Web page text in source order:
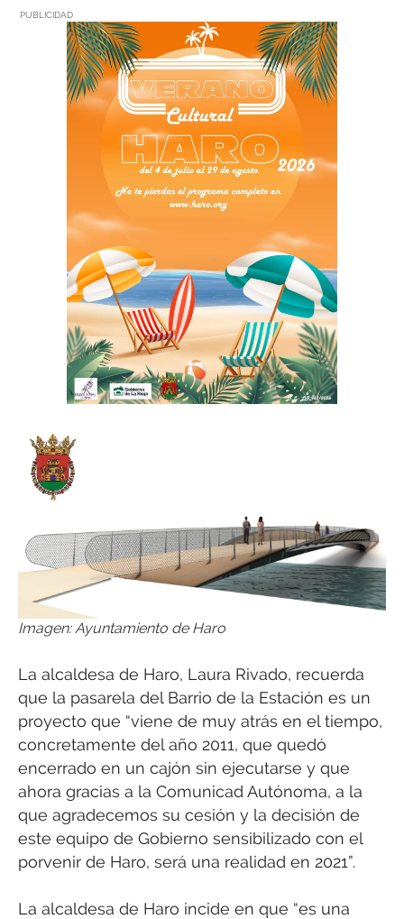
PUBLICIDAD
Imagen: Ayuntamiento de Haro
La alcaldesa de Haro, Laura Rivado, recuerda
que la pasarela del Barrio de la Estación es un
proyecto que “viene de muy atrás en el tiempo,
concretamente del año 2011, que quedó
encerrado en un cajón sin ejecutarse y que
ahora gracias a la Comunicad Autónoma, a la
que agradecemos su cesión y la decisión de
este equipo de Gobierno sensibilizado con el
porvenir de Haro, será una realidad en 2021”.
La alcaldesa de Haro incide en que “es una